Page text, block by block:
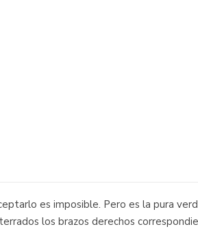
es imposible. Pero es la pura
los brazos derechos